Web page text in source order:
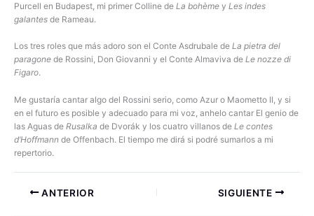
Purcell en Budapest, mi primer Colline de La bohème y Les indes
galantes de Rameau.
Los tres roles que más adoro son el Conte Asdrubale de La pietra del
paragone de Rossini, Don Giovanni y el Conte Almaviva de Le nozze di
Figaro.
Me gustaría cantar algo del Rossini serio, como Azur o Maometto II, y si
en el futuro es posible y adecuado para mi voz, anhelo cantar El genio de
las Aguas de Rusalka de Dvorák y los cuatro villanos de Le contes
d’Hoffmann de Offenbach. El tiempo me dirá si podré sumarlos a mi
repertorio.
ANTERIOR SIGUIENTE